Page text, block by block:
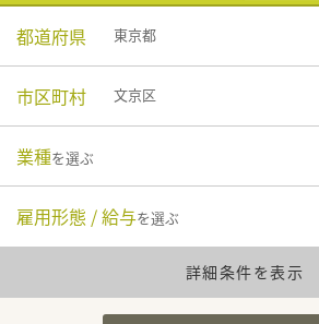
都道府県 東京都
市区町村 文京区
業種を選ぶ
雇用形態 / 給与を選ぶ
詳細条件を表示